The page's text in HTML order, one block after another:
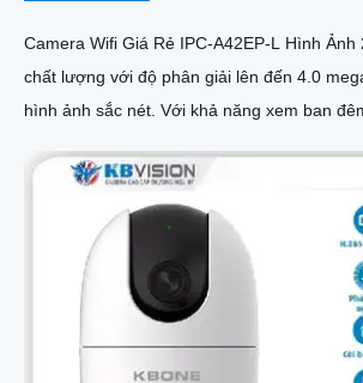
Camera Wifi Giá Rẻ IPC-A42EP-L Hình Ảnh
chất lượng với độ phân giải lên đến 4.0
hình ảnh sắc nét. Với khả năng xem